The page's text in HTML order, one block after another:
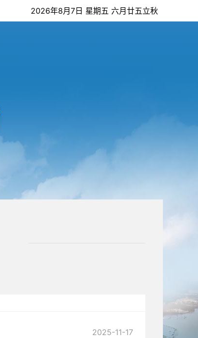
2026年8月7日 星期五 六月廿五立秋
2025-11-17